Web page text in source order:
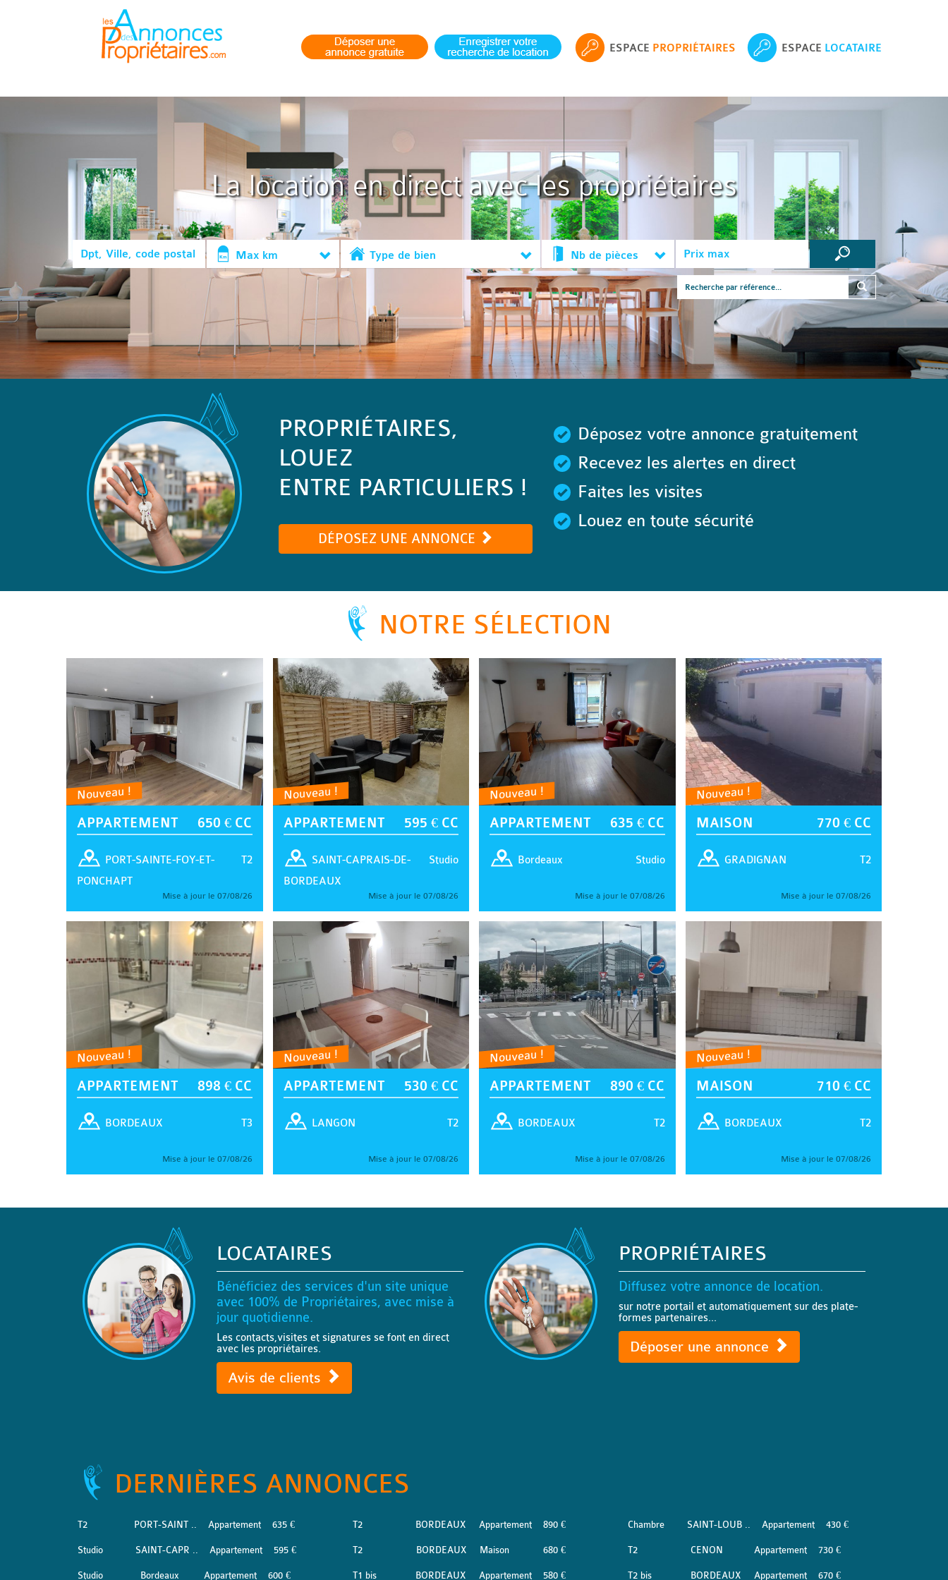
ESPACE PROPRIÉTAIRES ESPACE LOCATAIRE
La location en direct avec les propriétaires
Max km Type de bien Nb de pièces
PROPRIÉTAIRES,
LOUEZ
ENTRE PARTICULIERS !
DÉPOSEZ UNE ANNONCE
Déposez votre annonce gratuitement
Recevez les alertes en direct
Faites les visites
Louez en toute sécurité
NOTRE SÉLECTION
Nouveau !
APPARTEMENT 650 € CC
T2
PORT-SAINTE-FOY-ET-
PONCHAPT
Mise à jour le 07/08/26
Nouveau !
APPARTEMENT 595 € CC
Studio
SAINT-CAPRAIS-DE-
BORDEAUX
Mise à jour le 07/08/26
Nouveau !
APPARTEMENT 635 € CC
Studio
Bordeaux
Mise à jour le 07/08/26
Nouveau !
MAISON 770 € CC
T2
GRADIGNAN
Mise à jour le 07/08/26
Nouveau !
APPARTEMENT 898 € CC
T3
BORDEAUX
Mise à jour le 07/08/26
Nouveau !
APPARTEMENT 530 € CC
T2
LANGON
Mise à jour le 07/08/26
Nouveau !
APPARTEMENT 890 € CC
T2
BORDEAUX
Mise à jour le 07/08/26
Nouveau !
MAISON 710 € CC
T2
BORDEAUX
Mise à jour le 07/08/26
LOCATAIRES
Bénéficiez des services d'un site unique
avec 100% de Propriétaires, avec mise à
jour quotidienne.
Les contacts,visites et signatures se font en direct
avec les propriétaires.
Avis de clients
PROPRIÉTAIRES
Diffusez votre annonce de location.
sur notre portail et automatiquement sur des plate-
formes partenaires...
Déposer une annonce
DERNIÈRES ANNONCES
T2 PORT-SAINT .. Appartement 635 €
Studio SAINT-CAPR .. Appartement 595 €
Studio Bordeaux Appartement 600 €
T2 BORDEAUX Appartement 890 €
T2 BORDEAUX Maison 680 €
T1 bis BORDEAUX Appartement 580 €
Chambre SAINT-LOUB .. Appartement 430 €
T2 CENON Appartement 730 €
T2 bis BORDEAUX Appartement 670 €